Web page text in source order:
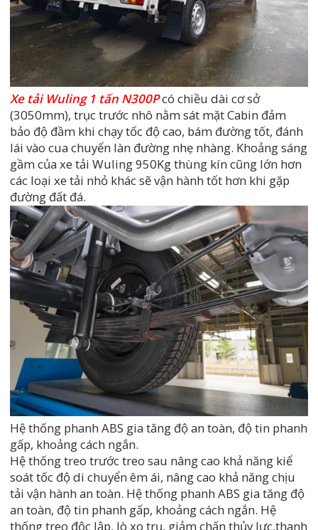
Xe tải Wuling 1 tấn N300Pcó chiều dài cơ sở
(3050mm), trục trước nhô nằm sát mặt Cabin đảm
bảo độ đầm khi chạy tốc độ cao, bám đường tốt, đánh
lái vào cua chuyển làn đường nhẹ nhàng. Khoảng sáng
gầm của xe tải Wuling 950Kg thùng kín cũng lớn hơn
các loại xe tải nhỏ khác sẽ vận hành tốt hơn khi gặp
đường đất đá.
Hệ thống phanh ABS gia tăng độ an toàn, độ tin phanh
gấp, khoảng cách ngắn.
Hệ thống treo trước treo sau nâng cao khả năng kiể
soát tốc độ di chuyển êm ái, nâng cao khả năng chịu
tải vận hành an toàn. Hệ thống phanh ABS gia tăng độ
an toàn, độ tin phanh gấp, khoảng cách ngắn. Hệ
thống treo độc lập, lò xo trụ, giảm chấn thủy lực,thanh